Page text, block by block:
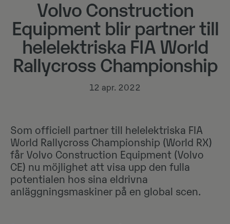
Volvo Construction
Equipment blir partner till
helelektriska FIA World
Rallycross Championship
12 apr. 2022
Som officiell partner till helelektriska FIA
World Rallycross Championship (World RX)
får Volvo Construction Equipment (Volvo
CE) nu möjlighet att visa upp den fulla
potentialen hos sina eldrivna
anläggningsmaskiner på en global scen.